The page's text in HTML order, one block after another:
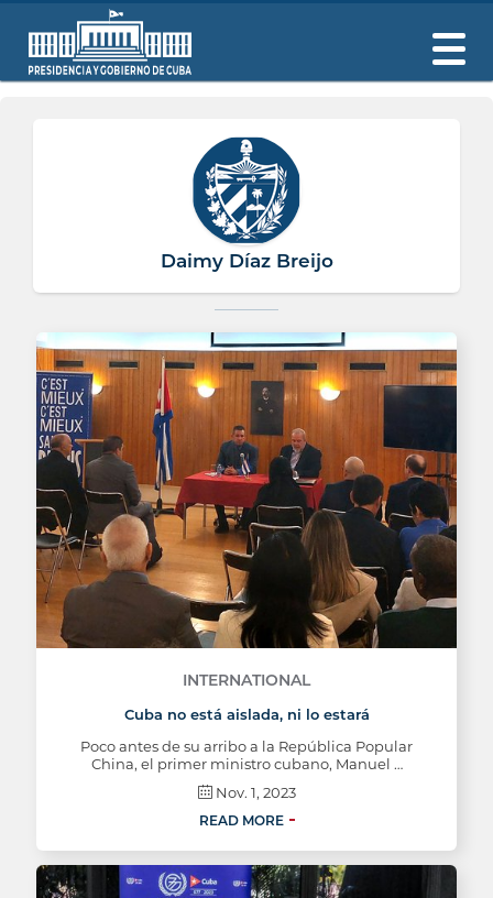
Daimy Díaz Breijo
INTERNATIONAL
Cuba no está aislada, ni lo estará
Poco antes de su arribo a la República Popular
China, el primer ministro cubano, Manuel …
Nov. 1, 2023
READ MORE